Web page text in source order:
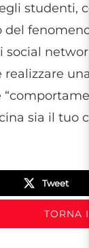
studenti,
sia il tuo
Tweet
TORNA